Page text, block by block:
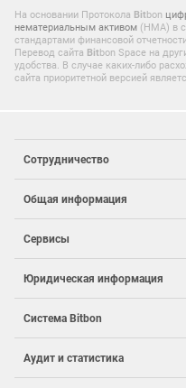
На основании Протокола Bitbon
нематериальным активом (НМА) в
стандартами финансовой
Перевод сайта Bitbon Space на
удобства. В случае каких-либо
сайта приоритетной версией
Сотрудничество
Общая информация
Сервисы
Юридическая информация
СистемаBitbon
Аудит и статистика